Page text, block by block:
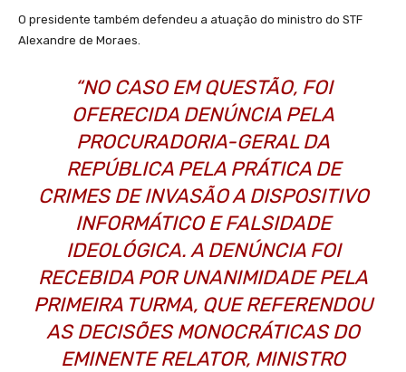
O presidente também defendeu a atuação do ministro do STF
Alexandre de Moraes.
“NO CASO EM QUESTÃO, FOI
OFERECIDA DENÚNCIA PELA
PROCURADORIA-GERAL DA
REPÚBLICA PELA PRÁTICA DE
CRIMES DE INVASÃO A DISPOSITIVO
INFORMÁTICO E FALSIDADE
IDEOLÓGICA. A DENÚNCIA FOI
RECEBIDA POR UNANIMIDADE PELA
PRIMEIRA TURMA, QUE REFERENDOU
AS DECISÕES MONOCRÁTICAS DO
EMINENTE RELATOR, MINISTRO